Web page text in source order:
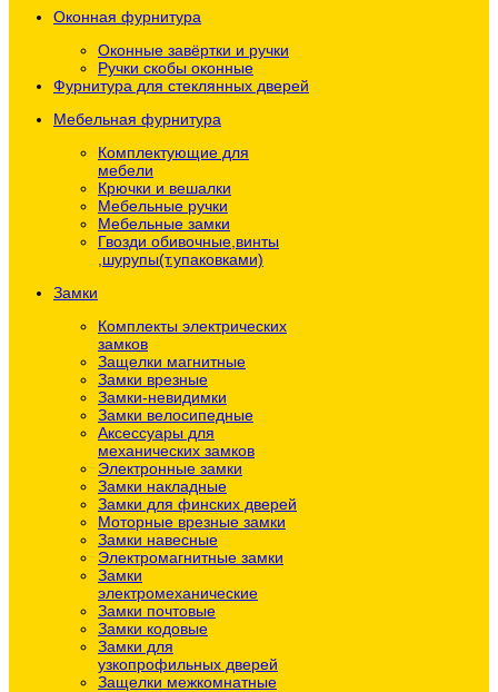
Оконная фурнитура
Оконные завёртки и ручки
Ручки скобы оконные
Фурнитура для стеклянных дверей
Мебельная фурнитура
Комплектующие для
мебели
Крючки и вешалки
Мебельные ручки
Мебельные замки
Гвозди обивочные,винты
,шурупы(т.упаковками)
Замки
Комплекты электрических
замков
Защелки магнитные
Замки врезные
Замки-невидимки
Замки велосипедные
Аксессуары для
механических замков
Электронные замки
Замки накладные
Замки для финских дверей
Моторные врезные замки
Замки навесные
Электромагнитные замки
Замки
электромеханические
Замки почтовые
Замки кодовые
Замки для
узкопрофильных дверей
Защелки межкомнатные